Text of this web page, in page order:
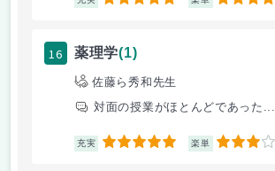
16 薬理学(1)
佐藤ら秀和先生
対面の授業がほとんどであった...
充実 5 楽単 3